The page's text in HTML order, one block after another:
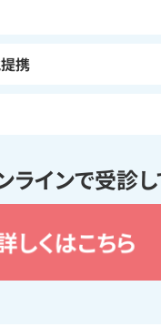
携
ラインで受診
しくはこちら